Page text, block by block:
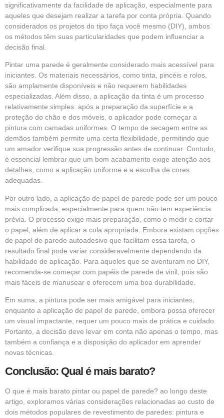
significativamente da facilidade de aplicação, especialmente para
aqueles que desejam realizar a tarefa por conta própria. Quando
considerados os projetos do tipo faça você mesmo (DIY), ambos
os métodos têm suas particularidades que podem influenciar a
decisão final.
Pintar uma parede é geralmente considerado mais acessível para
iniciantes. Os materiais necessários, como tinta, pincéis e rolos,
são amplamente disponíveis e não requerem habilidades
especializadas. Além disso, a aplicação da tinta é um processo
relativamente simples: após a preparação da superfície e a
proteção do chão e dos móveis, o aplicador pode começar a
pintura com camadas uniformes. O tempo de secagem entre as
demãos também permite uma certa flexibilidade, permitindo que
um amador verifique sua progressão antes de continuar. Contudo,
é essencial lembrar que um bom acabamento exige atenção aos
detalhes, como a aplicação uniforme e a escolha de cores
adequadas.
Por outro lado, a aplicação de papel de parede pode ser um pouco
mais complicada, especialmente para quem não tem experiência
prévia. O processo exige mais preparação, como o medir e cortar
o papel, além de aplicar a cola apropriada. Embora existam opções
de papel de parede autoadesivo que facilitam essa tarefa, o
resultado final pode variar consideravelmente dependendo da
habilidade de aplicação. Para aqueles que se aventuram no DIY,
recomenda-se começar com papéis de parede de vinil, pois são
mais fáceis de manusear e oferecem uma boa durabilidade.
Em suma, a pintura pode ser mais amigável para iniciantes,
enquanto a aplicação de papel de parede, embora possa oferecer
um visual impactante, requer um pouco mais de prática e cuidado.
Portanto, a decisão deve levar em conta não apenas o tempo, mas
também a confiança e a disposição do aplicador em aprender
novas técnicas.
Conclusão: Qual é mais barato?
O que é mais barato pintar ou papel de parede? ao longo deste
artigo, exploramos várias considerações relacionadas ao custo de
dois métodos populares de revestimento de paredes: pintura e